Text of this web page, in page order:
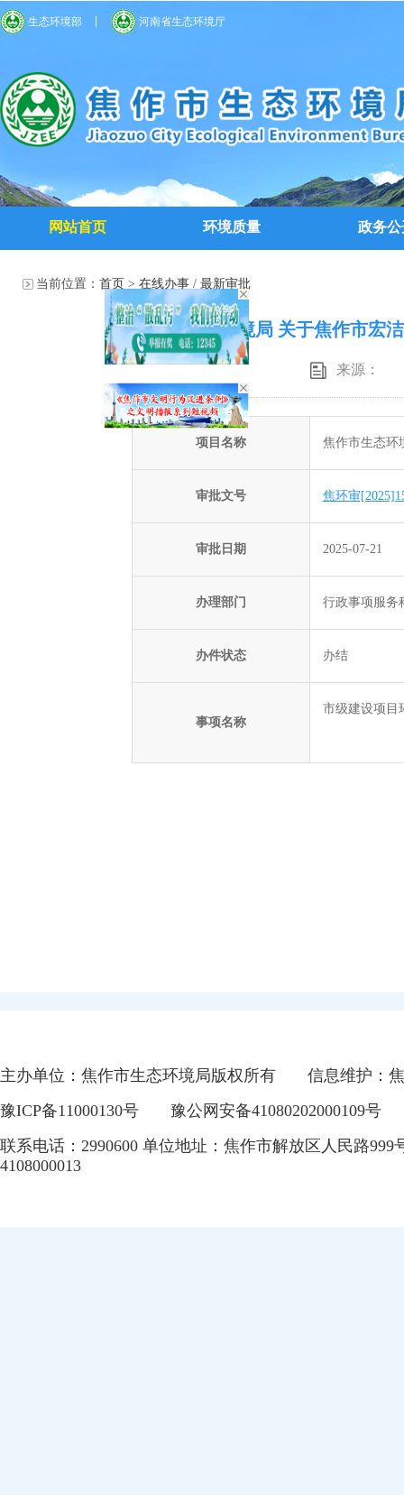
生态环境部 河南省生态环境厅
网站首页 环境质量 政务公
当前位置： 首页 > 在线办事 / 最新审批
焦作市生态环境局 关于焦作市宏
来源：
项目名称 焦作市生态环
审批文号 焦环审
审批日期 2025-07-21
办理部门 行政事项服务
办件状态 办结
事项名称
市级建设项目
主办单位：焦作市生态环境局版权所有
信息维护：
豫ICP备11000130号
豫公网安备41080202000109号
联系电话：2990600 单位地址：焦作市解放区人民路999
4108000013